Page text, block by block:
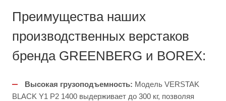
Преимущества наших
производственных верстаков
бренда GREENBERG и BOREX:
Высокая грузоподъемность: Модель VERSTAK
BLACK Y1 Р2 1400 выдерживает до 300 кг, позволяя